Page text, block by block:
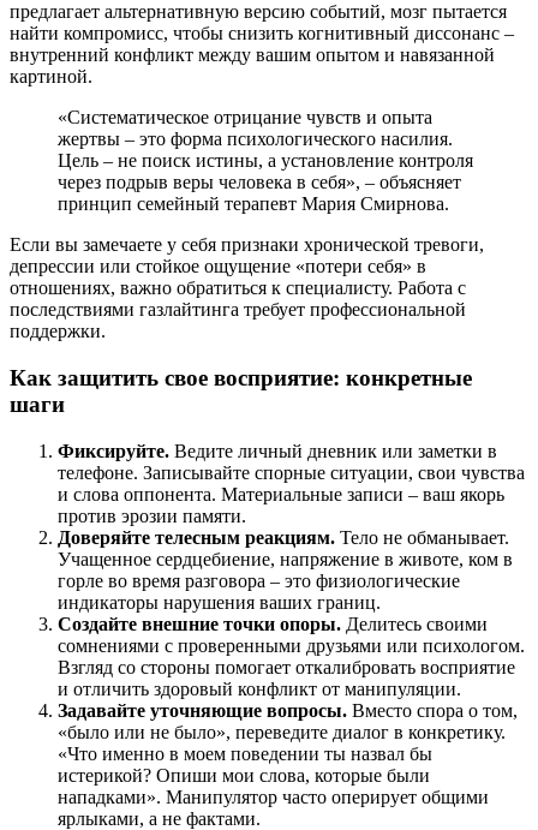
предлагает альтернативную версию событий, мозг пытается
найти компромисс, чтобы снизить когнитивный диссонанс –
внутренний конфликт между вашим опытом и навязанной
картиной.
«Систематическое отрицание чувств и опыта
жертвы – это форма психологического насилия.
Цель – не поиск истины, а установление контроля
через подрыв веры человека в себя», – объясняет
принцип семейный терапевт Мария Смирнова.
Если вы замечаете у себя признаки хронической тревоги,
депрессии или стойкое ощущение «потери себя» в
отношениях, важно обратиться к специалисту. Работа с
последствиями газлайтинга требует профессиональной
поддержки.
Как защитить свое восприятие: конкретные
шаги
Фиксируйте. Ведите личный дневник или заметки в
телефоне. Записывайте спорные ситуации, свои чувства
и слова оппонента. Материальные записи – ваш якорь
против эрозии памяти.
Доверяйте телесным реакциям. Тело не обманывает.
Учащенное сердцебиение, напряжение в животе, ком в
горле во время разговора – это физиологические
индикаторы нарушения ваших границ.
Создайте внешние точки опоры. Делитесь своими
сомнениями с проверенными друзьями или психологом.
Взгляд со стороны помогает откалибровать восприятие
и отличить здоровый конфликт от манипуляции.
Задавайте уточняющие вопросы. Вместо спора о том,
«было или не было», переведите диалог в конкретику.
«Что именно в моем поведении ты назвал бы
истерикой? Опиши мои слова, которые были
нападками». Манипулятор часто оперирует общими
ярлыками, а не фактами.